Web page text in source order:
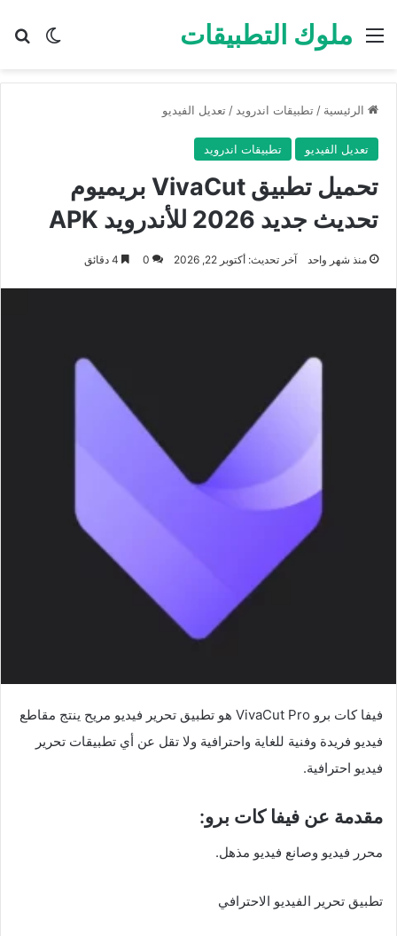
الوضع ملوك التطبيقاتالقائمة
الرئيسية / تطبيقات اندرويد / تعديل الفيديو
تعديل الفيديو تطبيقات اندرويد
تحميل تطبيق VivaCut بريميوم
تحديث جديد 2026 للأندرويد APK
منذ شهر واحد آخر تحديث: أكتوبر 22, 2026 0
فيفا كات برو VivaCut Pro هو تطبيق تحرير فيديو مريح ينتج مقاطع
فيديو فريدة وفنية للغاية واحترافية ولا تقل عن أي تطبيقات تحرير
فيديو احترافية.
مقدمة عن فيفا كات برو:
محرر فيديو وصانع فيديو مذهل.
تطبيق تحرير الفيديو الاحترافي